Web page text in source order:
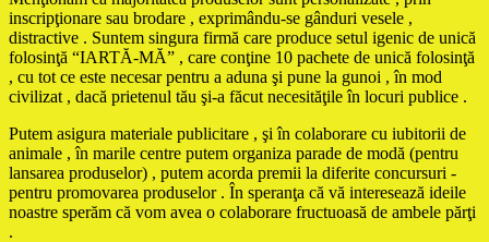
inscripţionare sau brodare , exprimându-se gânduri vesele ,
distractive . Suntem singura firmă care produce setul igenic de unică
folosinţă “IARTĂ-MĂ” , care conţine 10 pachete de unică folosinţă
, cu tot ce este necesar pentru a aduna şi pune la gunoi , în mod
civilizat , dacă prietenul tău şi-a făcut necesităţile în locuri publice .
Putem asigura materiale publicitare , şi în colaborare cu iubitorii de
animale , în marile centre putem organiza parade de modă (pentru
lansarea produselor) , putem acorda premii la diferite concursuri -
pentru promovarea produselor . În speranţa că vă interesează ideile
noastre sperăm că vom avea o colaborare fructuoasă de ambele părţi
.